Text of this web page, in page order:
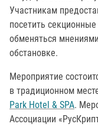
Участникам
посетить
обменяться
обстановке.
Мероприятие
в традиционном
Park Hotel & SPA.
Ассоциации